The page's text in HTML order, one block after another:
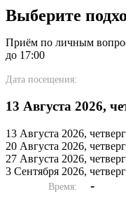
Выберите
Приём по личным
до 17:00
Дата посещения:
13 Августа 2026,
13 Августа 2026, четверг
20 Августа 2026, четверг
27 Августа 2026, четверг
3 Сентября 2026, четверг
Время: -